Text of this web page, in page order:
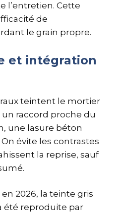
l’entretien. Cette
de
le grain propre.
et intégration
teintent le mortier
raccord proche du
une lasure béton
évite les contrastes
la reprise, sauf
2026, la teinte gris
été reproduite par